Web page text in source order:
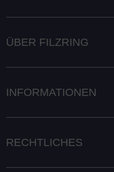
ÜBER FILZRING
INFORMATIONEN
RECHTLICHES